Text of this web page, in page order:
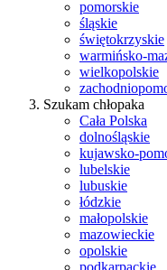
pomorskie
śląskie
świętokrzyskie
warmińsko-
wielkopolskie
Szukam chłopaka
Cała Polska
dolnośląskie
kujawsko-
lubelskie
lubuskie
łódzkie
małopolskie
mazowieckie
opolskie
podkarpackie